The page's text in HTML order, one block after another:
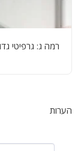
רמה ג: גרפיטי
הערות